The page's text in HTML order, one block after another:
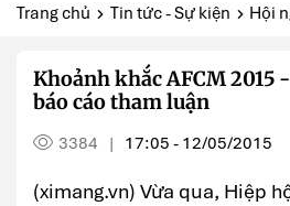
Trang chủ Tin tức - Sự kiện Hội
Khoảnh khắc AFCM 2015
báo cáo tham luận
3384 | 17:05 - 12/05/2015
(ximang.vn) Vừa qua, Hiệp